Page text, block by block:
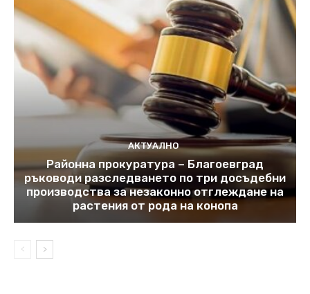
АКТУАЛНО
Районна прокуратура – Благоевград
ръководи разследването по три досъдебни
производства за незаконно отглеждане на
растения от рода на конопа